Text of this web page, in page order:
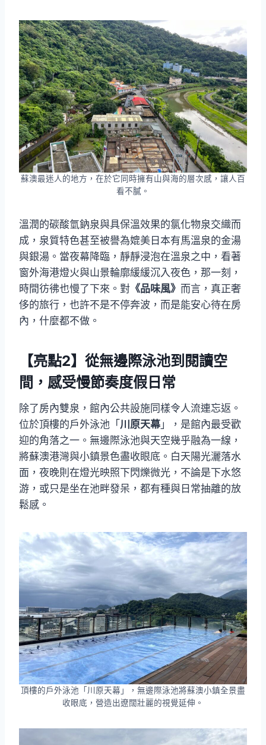
蘇澳最迷人的地方，在於它同時擁有山與海的層次感，讓人百
看不膩。
溫潤的碳酸氫鈉泉與具保溫效果的氯化物泉交織而
成，泉質特色甚至被譽為媲美日本有馬溫泉的金湯
與銀湯。當夜幕降臨，靜靜浸泡在溫泉之中，看著
窗外海港燈火與山景輪廓緩緩沉入夜色，那一刻，
時間彷彿也慢了下來。對 《品味風》 而言，真正奢
侈的旅行，也許不是不停奔波，而是能安心待在房
內，什麼都不做。
【亮點2】從無邊際泳池到閱讀空
間，感受慢節奏度假日常
除了房內雙泉，館內公共設施同樣令人流連忘返。
位於頂樓的戶外泳池「川原天幕」，是館內最受歡
迎的角落之一。無邊際泳池與天空幾乎融為一線，
將蘇澳港灣與小鎮景色盡收眼底。白天陽光灑落水
面，夜晚則在燈光映照下閃爍微光，不論是下水悠
游，或只是坐在池畔發呆，都有種與日常抽離的放
鬆感。
頂樓的戶外泳池「川原天幕」，無邊際泳池將蘇澳小鎮全景盡
收眼底，營造出遼闊壯麗的視覺延伸。